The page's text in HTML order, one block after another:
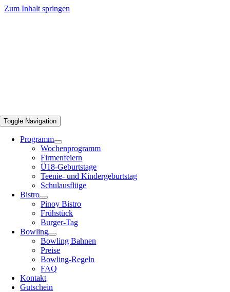
Zum Inhalt springen
Toggle Navigation
Programm
Wochenprogramm
Firmenfeiern
Ü18-Geburtstage
Teenie- und Kindergeburtstag
Schulausflüge
Bistro
Pinoy Bistro
Frühstück
Burger-Tag
Bowling
Bowling Bahnen
Preise
Bowling-Regeln
FAQ
Kontakt
Gutschein